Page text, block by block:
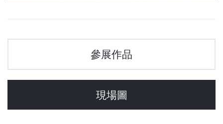
參展作品
現場圖